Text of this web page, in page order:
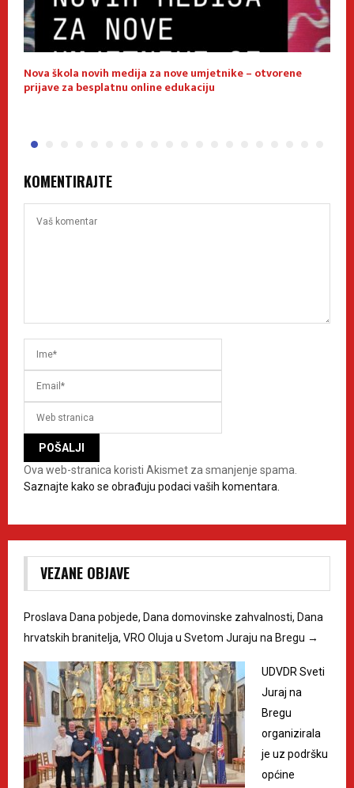
Nova škola novih medija za nove umjetnike – otvorene
prijave za besplatnu online edukaciju
KOMENTIRAJTE
Ova web-stranica koristi Akismet za smanjenje spama.
Saznajte kako se obrađuju podaci vaših komentara.
VEZANE OBJAVE
Proslava Dana pobjede, Dana domovinske zahvalnosti, Dana
hrvatskih branitelja, VRO Oluja u Svetom Juraju na Bregu →
UDVDR Sveti
Juraj na
Bregu
organizirala
je uz podršku
općine